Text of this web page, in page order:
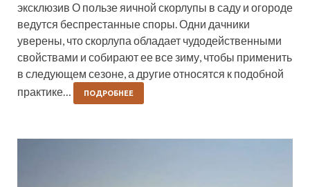
эксклюзив О пользе яичной скорлупы в саду и огороде
ведутся беспрестанные споры. Одни дачники
уверены, что скорлупа обладает чудодейственными
свойствами и собирают ее все зиму, чтобы применить
в следующем сезоне, а другие относятся к подобной
практике…
ПОДРОБНЕЕ